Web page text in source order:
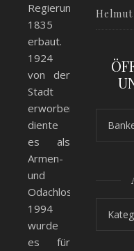
Regierung
1835
erbaut.
1924
von der
Stadt
erworben,
diente
es als
Armen-
und
Odachlosenunterkunft.
1994
wurde
es für